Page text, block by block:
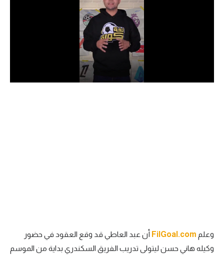
الدوري السعودي للمحترفين
دوري أبطال إفريقيا
سعودي في الجول
وعلم FilGoal.com أن عبد العاطي قد وقع العقود في حضور
وكيله هاني حسن ليتولى تدريب الفريق السكندري بداية من الموسم